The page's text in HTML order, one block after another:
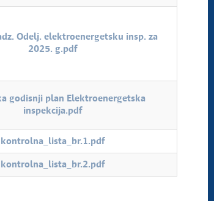
Odelj. elektroenergetsku insp. za
2025. g.pdf
godisnji plan Elektroenergetska
inspekcija.pdf
kontrolna_lista_br.1.pdf
kontrolna_lista_br.2.pdf